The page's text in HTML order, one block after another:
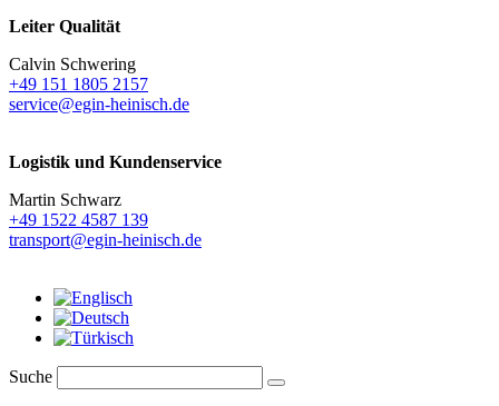
Leiter Qualität
Calvin Schwering
+49 151 1805 2157
service@egin-heinisch.de
Logistik und Kundenservice
Martin Schwarz
+49 1522 4587 139
transport@egin-heinisch.de
Suche